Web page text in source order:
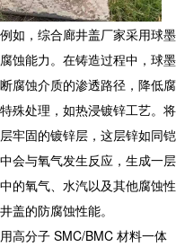
如， 综合廊井盖厂家采用球墨
蚀能力。在铸造过程中，球墨
腐蚀介质的渗透路径，降低腐
殊处理，如热浸镀锌工艺。将
牢固的镀锌层，这层锌如同铠
会与氧气发生反应，生成一层
的氧气、水汽以及其他腐蚀性
盖的防腐蚀性能。​
高分子 SMC/BMC 材料一体